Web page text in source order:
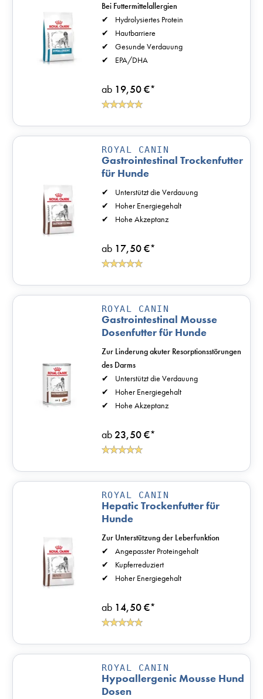
ab 19,50 €*
Bei Futtermittelallergien
Hydrolysiertes Protein
Hautbarriere
Gesunde Verdauung
EPA/DHA
ROYAL CANIN
Gastrointestinal Trockenfutter
für Hunde
ab 17,50 €*
Unterstützt die Verdauung
Hoher Energiegehalt
Hohe Akzeptanz
ROYAL CANIN
Gastrointestinal Mousse
Dosenfutter für Hunde
ab 23,50 €*
Zur Linderung akuter Resorptionsstörungen
des Darms
Unterstützt die Verdauung
Hoher Energiegehalt
Hohe Akzeptanz
ROYAL CANIN
Hepatic Trockenfutter für
Hunde
ab 14,50 €*
Zur Unterstützung der Leberfunktion
Angepasster Proteingehalt
Kupferreduziert
Hoher Energiegehalt
ROYAL CANIN
Hypoallergenic Mousse Hund
Dosen